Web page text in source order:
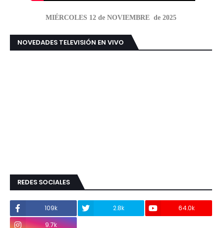
MIÉRCOLES 12 de NOVIEMBRE de 2025
NOVEDADES TELEVISIÓN EN VIVO
REDES SOCIALES
109k 2.8k
64.0k
9.7k